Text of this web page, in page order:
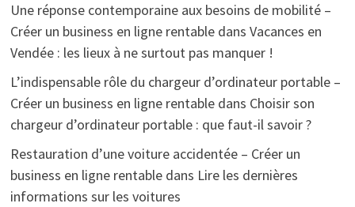
Une réponse contemporaine aux besoins de mobilité –
Créer un business en ligne rentabledans Vacances en
Vendée : les lieux à ne surtout pas manquer !
L’indispensable rôle du chargeur d’ordinateur portable –
Créer un business en ligne rentabledans Choisir son
chargeur d’ordinateur portable : que faut-il savoir ?
Restauration d’une voiture accidentée – Créer un
business en ligne rentabledans Lire les dernières
informations sur les voitures